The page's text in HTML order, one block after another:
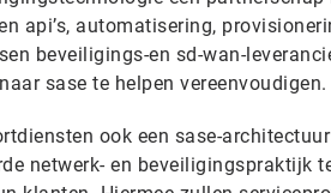
api’s, automatisering,
beveiligings-en sd-wan-
sase te helpen vereenvoudigen.
ook een sase-
netwerk- en beveiligingspraktijk